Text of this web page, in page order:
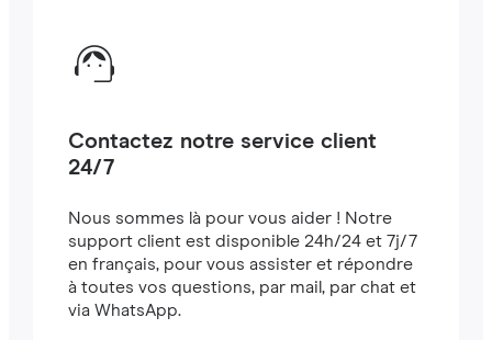
Contactez notre service client
24/7
Nous sommes là pour vous aider ! Notre
support client est disponible 24h/24 et 7j/7
en français, pour vous assister et répondre
à toutes vos questions, par mail, par chat et
via WhatsApp.